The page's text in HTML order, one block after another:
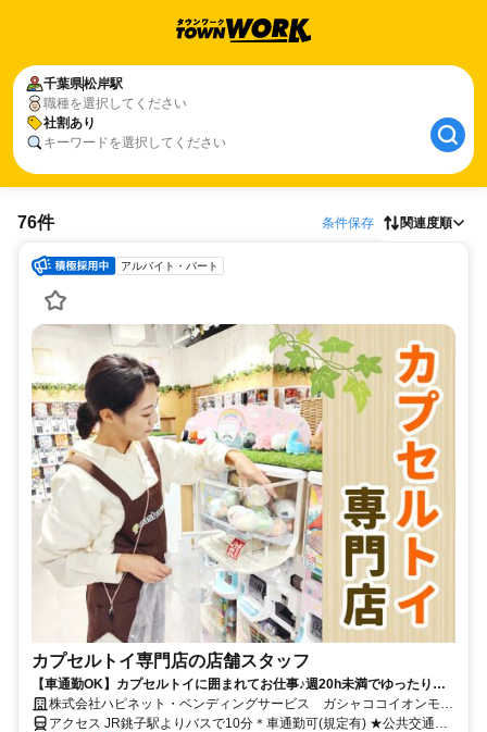
千葉県松岸駅
職種を選択してください
社割あり
キーワードを選択してください
76件 条件保存 関連度順
アルバイト・パート
カプセルトイ専門店の店舗スタッフ
【車通勤OK】カプセルトイに囲まれてお仕事♪週20h未満でゆったり勤
務のシフトです◎ネイル＆ピアスOK・髪色自由
株式会社ハピネット・ベンディングサービス ガシャココイオンモー
ル銚子
アクセス JR銚子駅よりバスで10分＊車通勤可(規定有) ★公共交通の